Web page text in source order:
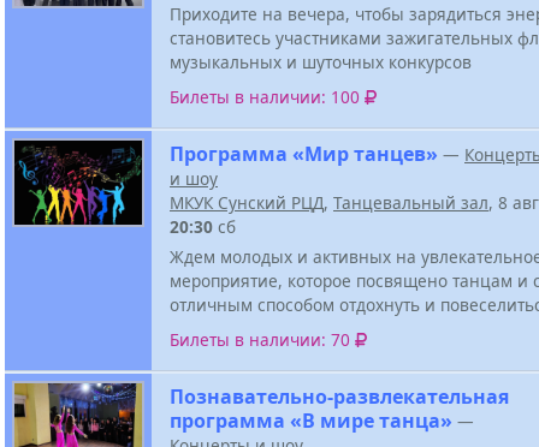
Приходите на вечера, чтобы зарядиться
становитесь участниками зажигательных
музыкальных и шуточных конкурсов
Билеты в наличии: 100
Программа «Мир танцев» —
и шоу
МКУК Сунский РЦД, Танцевальный зал, 8
20:30 сб
Ждем молодых и активных на
мероприятие, которое посвящено танцам и
отличным способом отдохнуть и
Билеты в наличии: 70
Познавательно-развлекательная
программа «В мире танца» —